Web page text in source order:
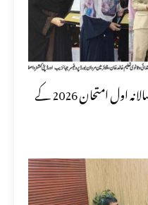
تعلیمی بورڈ مردان نے ایس ایس سی سالانہ اول امتحان 2026 کے